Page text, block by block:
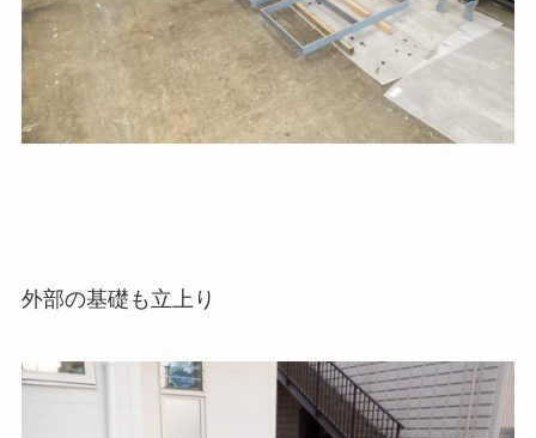
外部の基礎も立上り